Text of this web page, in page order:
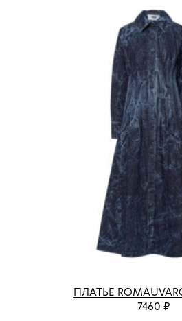
ПЛАТЬЕ
7460 ₽